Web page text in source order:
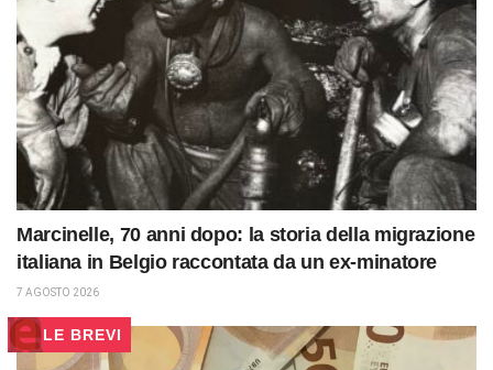
Marcinelle, 70 anni dopo: la storia della migrazione
italiana in Belgio raccontata da un ex-minatore
7 AGOSTO 2026
LE BREVI